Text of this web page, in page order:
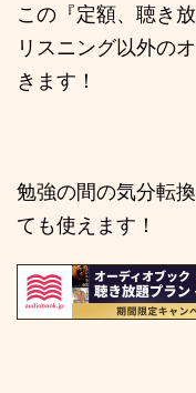
この『定額、聴き
リスニング以外の
きます！
勉強の間の気分転
ても使えます！